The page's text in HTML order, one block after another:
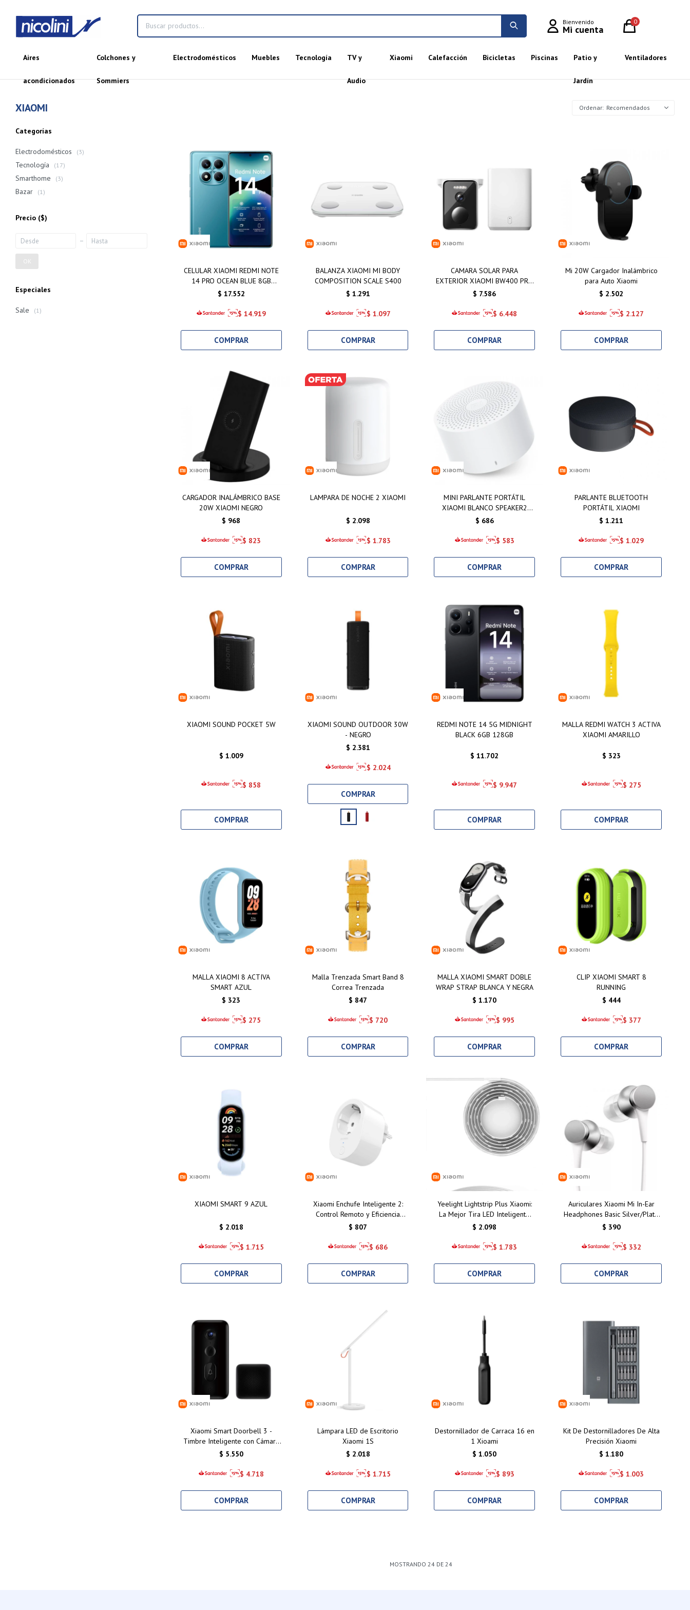
Aires
acondicionados
Colchones y
Sommiers
Electrodomésticos Muebles Tecnología TV y
Audio
Xiaomi Calefacción Bicicletas Piscinas Patio y
Jardín
Ventiladores
0
XIAOMI Recomendados
CELULAR XIAOMI REDMI NOTE
14 PRO OCEAN BLUE 8GB
256GB
$ 17.552
$ 14.919
BALANZA XIAOMI MI BODY
COMPOSITION SCALE S400
$ 1.291
$ 1.097
CAMARA SOLAR PARA
EXTERIOR XIAOMI BW400 PRO
SET
$ 7.586
$ 6.448
Mi 20W Cargador Inalámbrico
para Auto Xiaomi
$ 2.502
$ 2.127
CARGADOR INALÁMBRICO BASE
20W XIAOMI NEGRO
$ 968
$ 823
LAMPARA DE NOCHE 2 XIAOMI
$ 2.098
$ 1.783
MINI PARLANTE PORTÁTIL
XIAOMI BLANCO SPEAKER2
COMPACTO
$ 686
$ 583
PARLANTE BLUETOOTH
PORTÁTIL XIAOMI
$ 1.211
$ 1.029
XIAOMI SOUND POCKET 5W
$ 1.009
$ 858
XIAOMI SOUND OUTDOOR 30W
- NEGRO
$ 2.381
$ 2.024
REDMI NOTE 14 5G MIDNIGHT
BLACK 6GB 128GB
$ 11.702
$ 9.947
MALLA REDMI WATCH 3 ACTIVA
XIAOMI AMARILLO
$ 323
$ 275
MALLA XIAOMI 8 ACTIVA
SMART AZUL
$ 323
$ 275
Malla Trenzada Smart Band 8
Correa Trenzada
$ 847
$ 720
MALLA XIAOMI SMART DOBLE
WRAP STRAP BLANCA Y NEGRA
$ 1.170
$ 995
CLIP XIAOMI SMART 8
RUNNING
$ 444
$ 377
XIAOMI SMART 9 AZUL
$ 2.018
$ 1.715
Xiaomi Enchufe Inteligente 2:
Control Remoto y Eficiencia
Energética para tu Hogar
$ 807
$ 686
Yeelight Lightstrip Plus Xiaomi:
La Mejor Tira LED Inteligente
con Control de Colores para Tu
$ 2.098
$ 1.783
Auriculares Xiaomi Mi In-Ear
Headphones Basic Silver/Plata:
Calidad de Sonido y Comodidad
$ 390
$ 332
Xiaomi Smart Doorbell 3 -
Timbre Inteligente con Cámara
HD, Visión Nocturna y
$ 5.550
$ 4.718
Lámpara LED de Escritorio
Xiaomi 1S
$ 2.018
$ 1.715
Destornillador de Carraca 16 en
1 Xioami
$ 1.050
$ 893
Kit De Destornilladores De Alta
Precisión Xiaomi
$ 1.180
$ 1.003
MOSTRANDO 24 DE 24
Categorías
Electrodomésticos (3)
Tecnología (17)
Smarthome (3)
Bazar (1)
Precio ($)
OK
Especiales
Sale (1)